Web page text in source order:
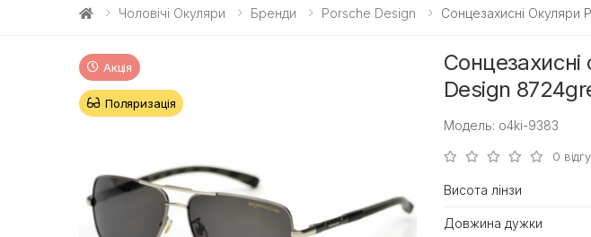
Чоловічі Окуляри Бренди Porsche Design Сонцезахисні Окуляри
Акція
Поляризація
Design
Модель: o4ki-9383
0
Висота лінзи
Довжина дужки